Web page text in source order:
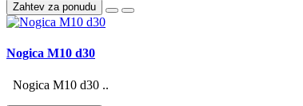
Zahtev za ponudu
Nogica M10 d30
Nogica M10 d30 ..